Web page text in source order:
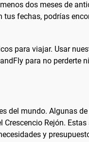
dos meses de
fechas, podrías
para viajar. Usar
para no perderte
del mundo. Algunas
Rejón.
y